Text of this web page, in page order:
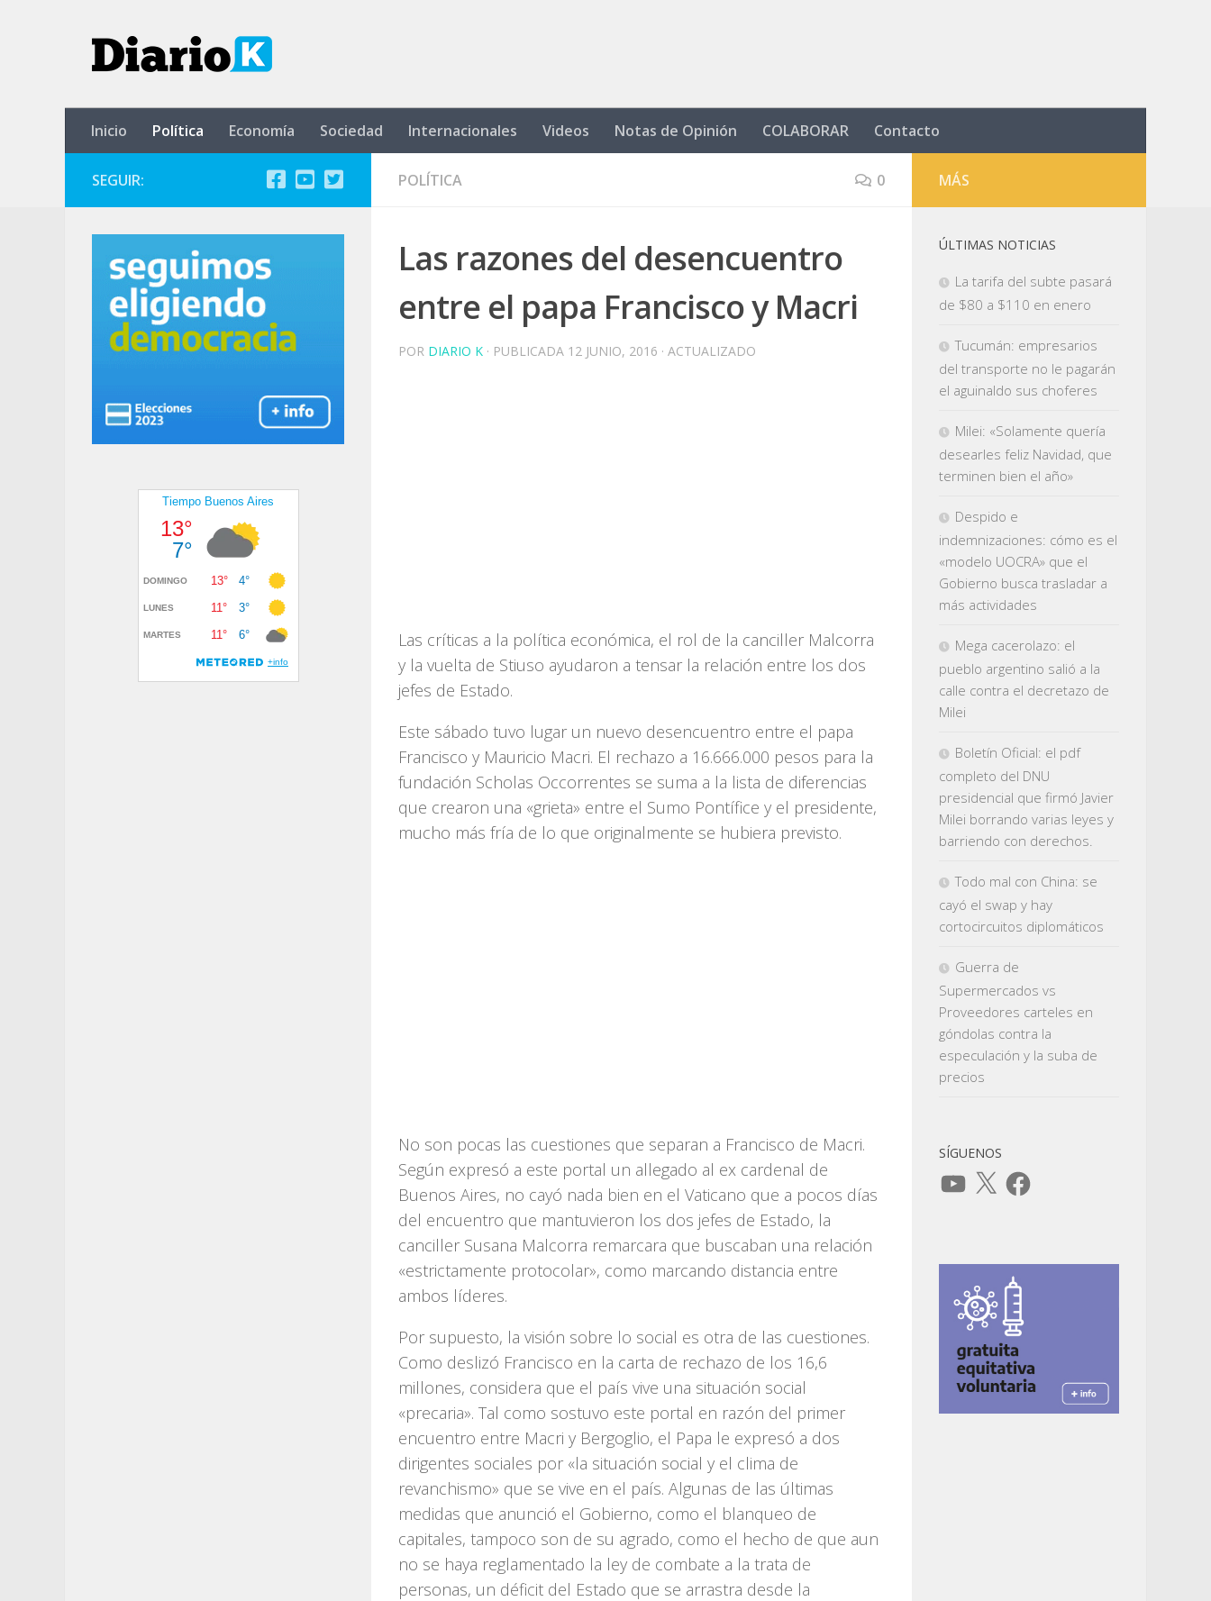
Inicio Política Economía Sociedad Internacionales Videos Notas de Opinión COLABORAR Contacto
POLÍTICA 0
Las razones del desencuentro
entre el papa Francisco y Macri
POR DIARIO K · PUBLICADA 12 JUNIO, 2016 · ACTUALIZADO
Las críticas a la política económica, el rol de la canciller Malcorra
y la vuelta de Stiuso ayudaron a tensar la relación entre los dos
jefes de Estado.
Este sábado tuvo lugar un nuevo desencuentro entre el papa
Francisco y Mauricio Macri. El rechazo a 16.666.000 pesos para la
fundación Scholas Occorrentes se suma a la lista de diferencias
que crearon una «grieta» entre el Sumo Pontífice y el presidente,
mucho más fría de lo que originalmente se hubiera previsto.
No son pocas las cuestiones que separan a Francisco de Macri.
Según expresó a este portal un allegado al ex cardenal de
Buenos Aires, no cayó nada bien en el Vaticano que a pocos días
del encuentro que mantuvieron los dos jefes de Estado, la
canciller Susana Malcorra remarcara que buscaban una relación
«estrictamente protocolar», como marcando distancia entre
ambos líderes.
Por supuesto, la visión sobre lo social es otra de las cuestiones.
Como deslizó Francisco en la carta de rechazo de los 16,6
millones, considera que el país vive una situación social
«precaria». Tal como sostuvo este portal en razón del primer
encuentro entre Macri y Bergoglio, el Papa le expresó a dos
dirigentes sociales por «la situación social y el clima de
revanchismo» que se vive en el país. Algunas de las últimas
medidas que anunció el Gobierno, como el blanqueo de
capitales, tampoco son de su agrado, como el hecho de que aun
no se haya reglamentado la ley de combate a la trata de
personas, un déficit del Estado que se arrastra desde la
SEGUIR: MÁS
ÚLTIMAS NOTICIAS
La tarifa del subte pasará
de $80 a $110 en enero
Tucumán: empresarios
del transporte no le pagarán
el aguinaldo sus choferes
Milei: «Solamente quería
desearles feliz Navidad, que
terminen bien el año»
Despido e
indemnizaciones: cómo es el
«modelo UOCRA» que el
Gobierno busca trasladar a
más actividades
Mega cacerolazo: el
pueblo argentino salió a la
calle contra el decretazo de
Milei
Boletín Oficial: el pdf
completo del DNU
presidencial que firmó Javier
Milei borrando varias leyes y
barriendo con derechos.
Todo mal con China: se
cayó el swap y hay
cortocircuitos diplomáticos
Guerra de
Supermercados vs
Proveedores carteles en
góndolas contra la
especulación y la suba de
precios
SÍGUENOS
YouTube
X Facebook